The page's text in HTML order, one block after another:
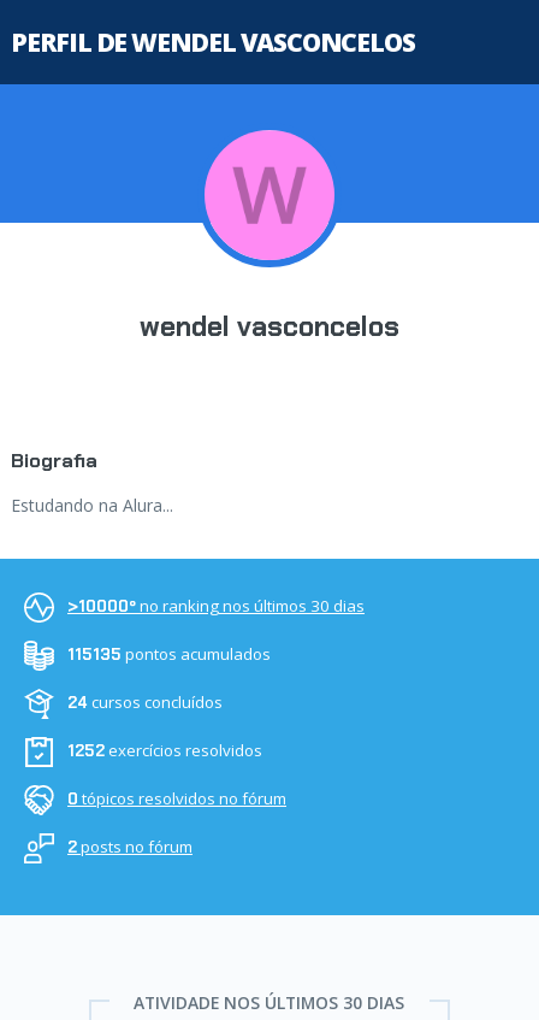
PERFIL DE WENDEL VASCONCELOS
wendel vasconcelos
Biografia
Estudando na Alura...
>10000ºno ranking nos últimos 30 dias
115135 pontos acumulados
24cursos concluídos
1252exercícios resolvidos
0 tópicos resolvidos no fórum
2posts no fórum
ATIVIDADE NOS ÚLTIMOS 30 DIAS